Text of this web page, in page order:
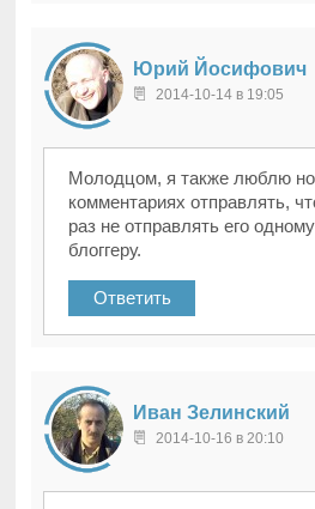
Юрий Йосифович
2014-10-14 в 19:05
Молодцом, я также люблю
комментариях отправлять,
раз не отправлять его
блоггеру.
Ответить
Иван Зелинский
2014-10-16 в 20:10